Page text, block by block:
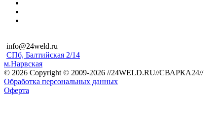
info@24weld.ru
СПб, Балтийская 2/14
м.Нарвская
© 2026 Copyright © 2009-2026 //24WELD.RU//СВАРКА24//
Обработка персональных данных
Оферта